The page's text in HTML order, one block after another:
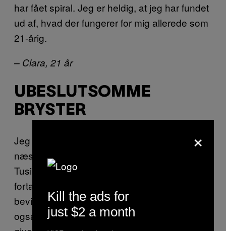
har fået spiral. Jeg er heldig, at jeg har fundet
ud af, hvad der fungerer for mig allerede som
21-årig.
– Clara, 21 år
UBESLUTSOMME
BRYSTER
Jeg har været
næsten fire år, og det gjorde, at jeg tog på.
Tusind tak til alle mine mandlige læger, som
fortalte mig, at der ikke var videnskabeligt
bevis for, at man bliver tyk af det – men det er
også mere, fordi man bliver sulten, hvilket jo
×
Kill the ads for
just $2 a month